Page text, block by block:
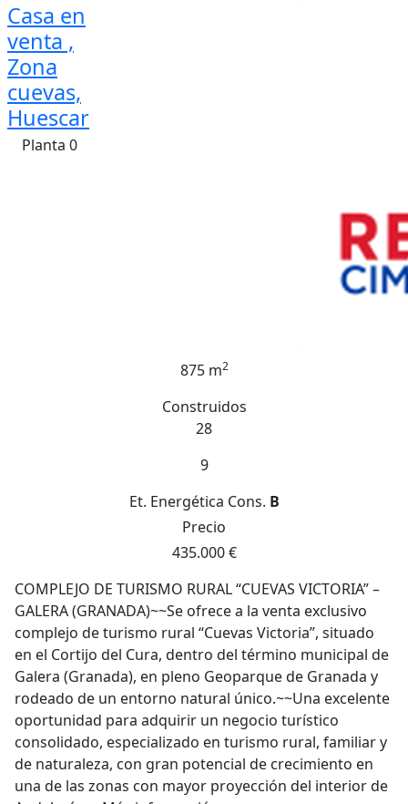
Casa en
venta ,
Zona
cuevas,
Huescar
Planta 0
875 m2
Construidos
28
9
Et. Energética Cons. B
Precio
435.000 €
COMPLEJO DE TURISMO RURAL “CUEVAS VICTORIA” –
GALERA (GRANADA)~~Se ofrece a la venta exclusivo
complejo de turismo rural “Cuevas Victoria”, situado
en el Cortijo del Cura, dentro del término municipal de
Galera (Granada), en pleno Geoparque de Granada y
rodeado de un entorno natural único.~~Una excelente
oportunidad para adquirir un negocio turístico
consolidado, especializado en turismo rural, familiar y
de naturaleza, con gran potencial de crecimiento en
una de las zonas con mayor proyección del interior de